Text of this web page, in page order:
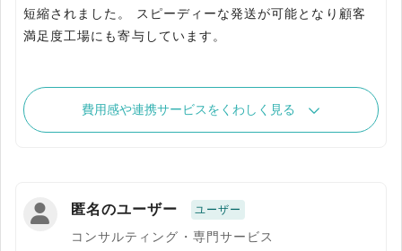
短縮されました。 スピーディーな発送が可能となり顧客
満足度工場にも寄与しています。
費用感や連携サービスをくわしく見る
匿名のユーザー ユーザー
コンサルティング・専門サービス